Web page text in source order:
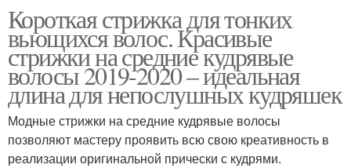
Острый боб Объемный боб
Ассиметричный боб Длинный боб
Короткая стрижка для тонких
вьющихся волос. Красивые
стрижки на средние кудрявые
волосы 2019-2020 – идеальная
длина для непослушных кудряшек
Модные стрижки на средние кудрявые волосы
позволяют мастеру проявить всю свою креативность в
реализации оригинальной прически с кудрями.